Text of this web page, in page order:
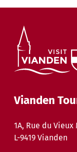
Vianden
1A, Rue du Vieux
L-9419 Vianden